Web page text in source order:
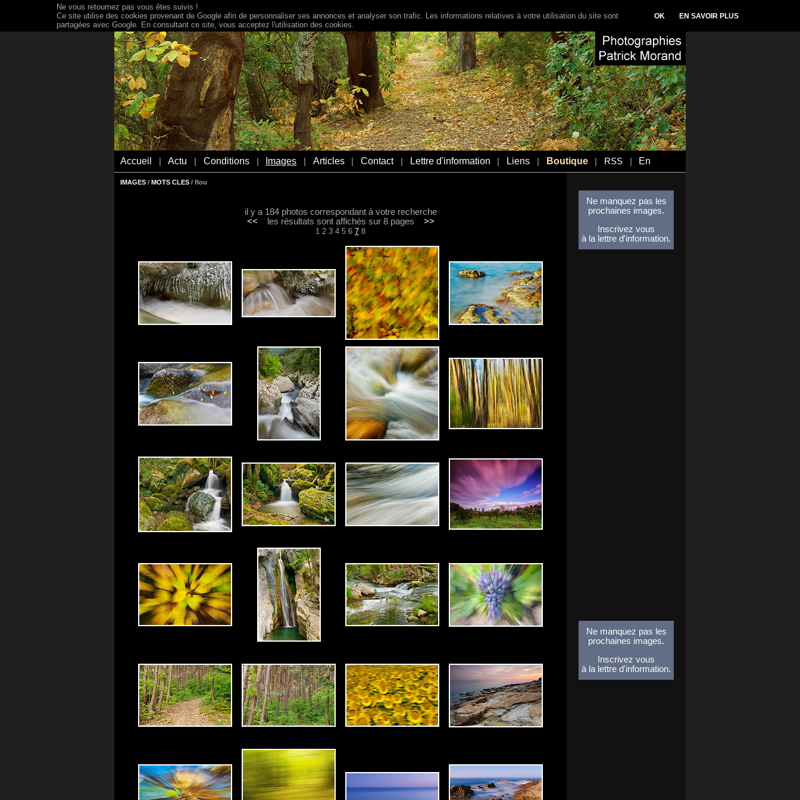
Accueil Actu Conditions Images Articles Contact Lettre d'information Liens Boutique RSS En
IMAGES / MOTS CLES / flou
il y a 184 photos correspondant à votre recherche
<< les résultats sont affichés sur 8 pages >>
1 2 3 4 5 6 7 8
Ne manquez pas les
prochaines images.
Inscrivez vous
à la lettre d'information.
Ne manquez pas les
prochaines images.
Inscrivez vous
à la lettre d'information.
Ne vous retournez pas vous êtes suivis !
Ce site utilise des cookies provenant de Google afin de personnaliser ses annonces et analyser son trafic. Les informations relatives à votre utilisation du site sont
partagées avec Google. En consultant ce site, vous acceptez l'utilisation des cookies.
OK EN SAVOIR PLUS